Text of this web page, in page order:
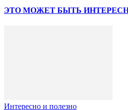
ЭТО МОЖЕТ БЫТЬ
Интересно и полезно